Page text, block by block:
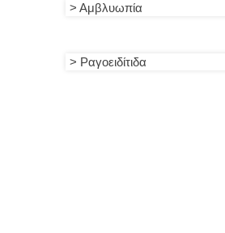
> Αμβλυωπία
> Ραγοειδίτιδα